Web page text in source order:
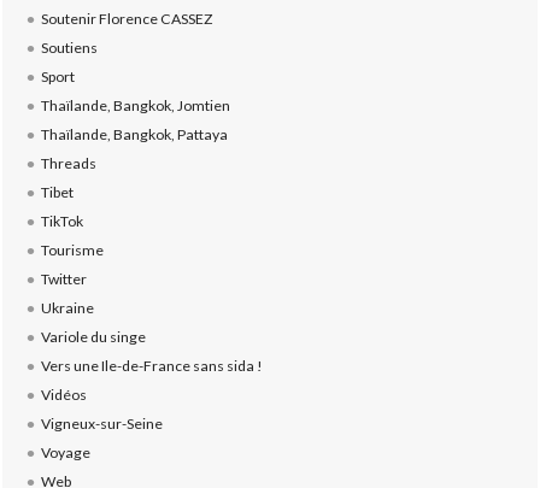
Soutenir Florence CASSEZ
Soutiens
Sport
Thaïlande, Bangkok, Jomtien
Thaïlande, Bangkok, Pattaya
Threads
Tibet
TikTok
Tourisme
Twitter
Ukraine
Variole du singe
Vers une Ile-de-France sans sida !
Vidéos
Vigneux-sur-Seine
Voyage
Web